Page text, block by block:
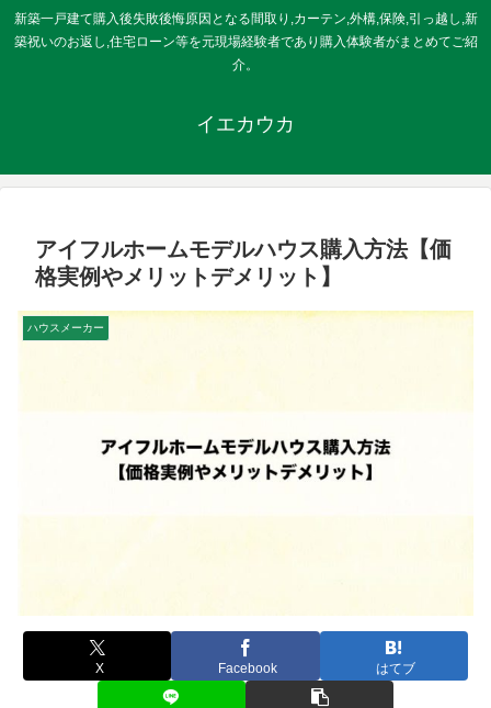
新築一戸建て購入後失敗後悔原因となる間取り,カーテン,外構,保険,引っ越し,新
築祝いのお返し,住宅ローン等を元現場経験者であり購入体験者がまとめてご紹
介。
イエカウカ
アイフルホームモデルハウス購入方法【価
格実例やメリットデメリット】
ハウスメーカー
X Facebook はてブ